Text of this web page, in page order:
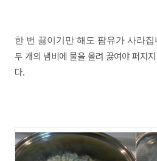
한 번 끓이기만 해도 팜유가 사라집
두 개의 냄비에 물을 올려 끓여야 퍼지
다.